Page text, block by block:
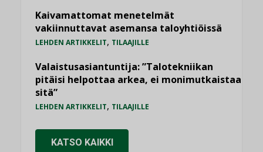
Kaivamattomat menetelmät
vakiinnuttavat asemansa taloyhtiöissä
LEHDEN ARTIKKELIT, TILAAJILLE
Valaistusasiantuntija: ”Talotekniikan
pitäisi helpottaa arkea, ei monimutkaistaa
sitä”
LEHDEN ARTIKKELIT, TILAAJILLE
KATSO KAIKKI